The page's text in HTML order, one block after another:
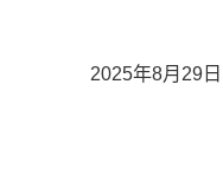
2025年8月29日